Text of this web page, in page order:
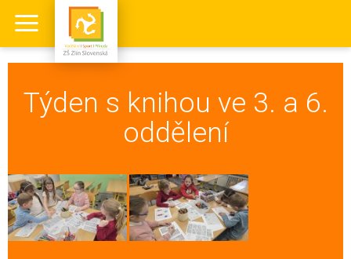
Týden s knihou ve 3. a 6.
oddělení